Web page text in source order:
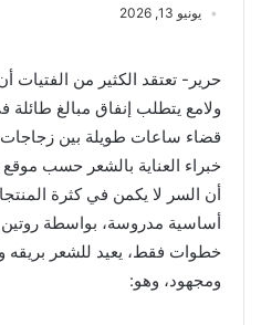
يونيو 13, 2026
حرير- تعتقد الكثير من
ولامع يتطلب إنفاق مبالغ طائلة
قضاء ساعات طويلة بين
أن السر لا يكمن في كثرة
خطوات فقط، يعيد للشعر بريقه
ومجهود، وهو: